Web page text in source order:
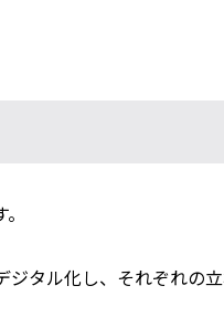
タル化し、それぞれの